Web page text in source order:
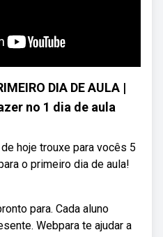
DIA DE AULA |
no 1 dia de aula
hoje trouxe para vocês 5
o primeiro dia de aula!
para. Cada aluno
Webpara te ajudar a